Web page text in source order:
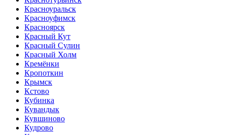
Красноуральск
Красноуфимск
Красноярск
Красный Кут
Красный Сулин
Красный Холм
Кремёнки
Кропоткин
Крымск
Кстово
Кубинка
Кувандык
Кувшиново
Кудрово